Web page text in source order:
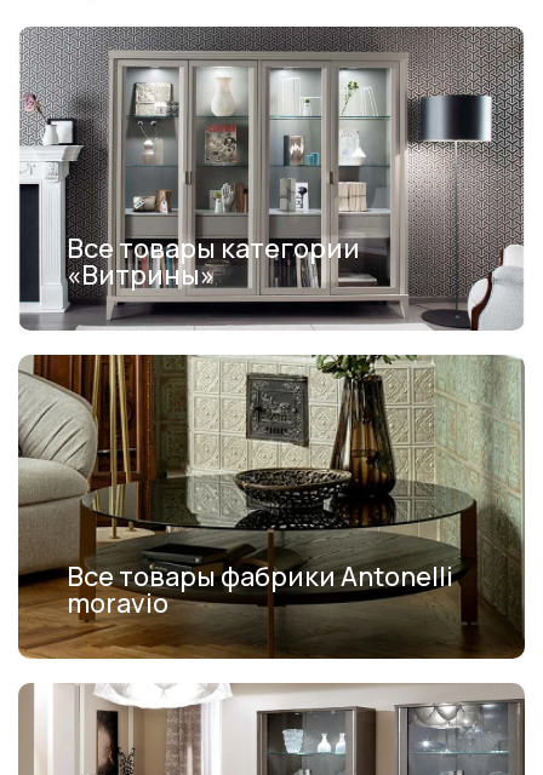
Все товары категории
«Витрины»
Все товары фабрики Antonelli
moravio